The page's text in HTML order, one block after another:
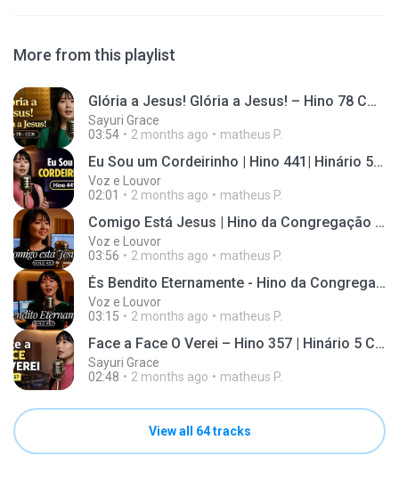
More from this playlist
Glória a Jesus! Glória a Jesus! – Hino 78 CCB | Hinário 5 | Congregação Cristã no Brasil (CCB)
Sayuri Grace
03:54
2 months ago matheus P.
Eu Sou um Cordeirinho | Hino 441| Hinário 5 – Congregação Cristã no Brasil (CCB)
Voz e Louvor
02:01
2 months ago matheus P.
Comigo Está Jesus | Hino da Congregação Cristã no Brasil (CCB) Hinário 5 Hino 457 | Louvor e Fé
Voz e Louvor
03:56
2 months ago matheus P.
És Bendito Eternamente - Hino da Congregação Cristã no Brasil (CCB) | Hinário 5 Hino 407
Voz e Louvor
03:15
2 months ago matheus P.
Face a Face O Verei – Hino 357 | Hinário 5 CCB | Congregação Cristã no Brasil
Sayuri Grace
02:48
2 months ago matheus P.
View all 64 tracks